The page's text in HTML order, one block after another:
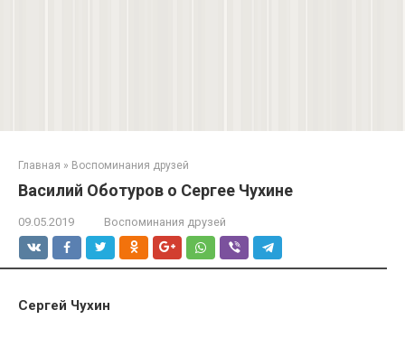
Главная » Воспоминания друзей
Василий Оботуров о Сергее Чухине
09.05.2019 Воспоминания друзей
Сергей Чухин